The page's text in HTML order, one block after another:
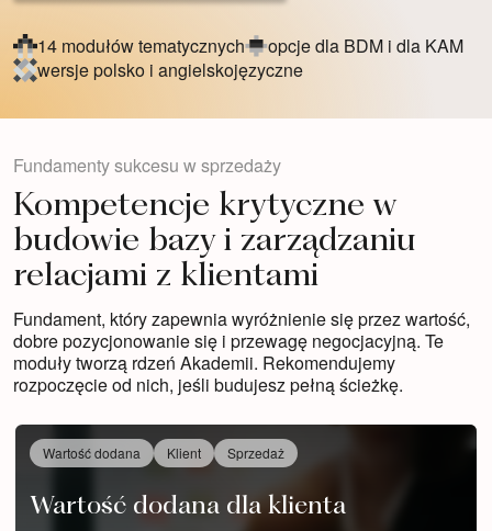
14 modułów tematycznych
opcje dla BDM i dla KAM
wersje polsko i angielskojęzyczne
Fundamenty sukcesu w sprzedaży
Kompetencje krytyczne w
budowie bazy i zarządzaniu
relacjami z klientami
Fundament, który zapewnia wyróżnienie się przez wartość,
dobre pozycjonowanie się i przewagę negocjacyjną. Te
moduły tworzą rdzeń Akademii. Rekomendujemy
rozpoczęcie od nich, jeśli budujesz pełną ścieżkę.
Wartość dodana Klient Sprzedaż
Wartość dodana dla klienta